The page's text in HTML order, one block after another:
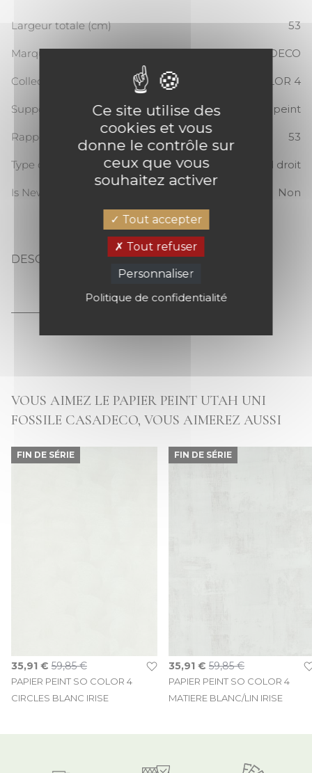
Largeur totale (cm) 53
Marque CASADECO
Collection SO COLOR 4
Support Papier peint
Rapport Vertical 53
Type de raccord Raccord droit
Is New Non
DESCRIPTION
UTAH UNI FOSSILE
VOUS AIMEZ LE PAPIER PEINT UTAH UNI
FOSSILE CASADECO, VOUS AIMEREZ AUSSI
FIN DE SÉRIE
PAPIER PEINT SO COLOR 4
CIRCLES BLANC IRISE
Prix Spécial
35,91 € 59,85 €
FIN DE SÉRIE
PAPIER PEINT SO COLOR 4
MATIERE BLANC/LIN IRISE
Prix Spécial
35,91 € 59,85 €
Ce site utilise des
cookies et vous
donne le contrôle sur
ceux que vous
souhaitez activer
Tout accepter
Tout refuser
Personnaliser
Politique de confidentialité